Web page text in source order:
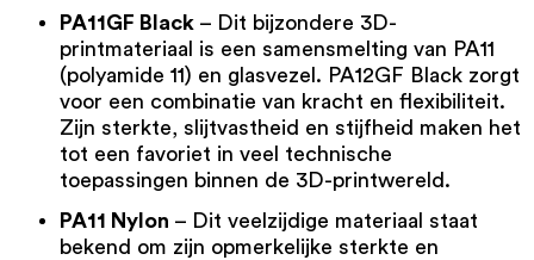
PA11GF Black – Dit bijzondere 3D-
printmateriaal is een samensmelting van PA11
(polyamide 11) en glasvezel. PA12GF Black zorgt
voor een combinatie van kracht en flexibiliteit.
Zijn sterkte, slijtvastheid en stijfheid maken het
tot een favoriet in veel technische
toepassingen binnen de 3D-printwereld.
PA11 Nylon – Dit veelzijdige materiaal staat
bekend om zijn opmerkelijke sterkte en